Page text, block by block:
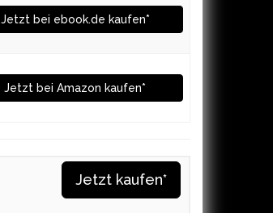
Jetzt bei ebook.de kaufen*
Jetzt bei Amazon kaufen*
Jetzt kaufen*